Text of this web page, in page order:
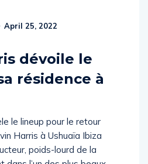
April 25, 2022
dévoile le
résidence à
le lineup pour le retour
Harris à Ushuaïa Ibiza
poids-lourd de la